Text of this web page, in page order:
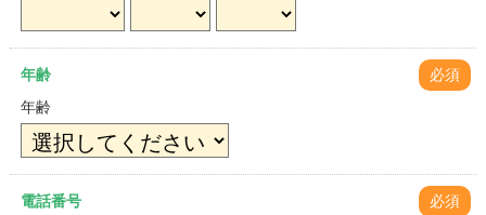
年齢
必須
年齢
電話番号
必須